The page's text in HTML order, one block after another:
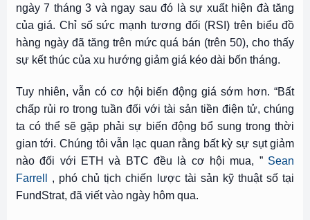
ngày 7 tháng 3 và ngay sau đó là sự xuất hiện đà tăng
của giá. Chỉ số sức mạnh tương đối (RSI) trên biểu đồ
hàng ngày đã tăng trên mức quá bán (trên 50), cho thấy
sự kết thúc của xu hướng giảm giá kéo dài bốn tháng.
Tuy nhiên, vẫn có cơ hội biến động giá sớm hơn. “Bất
chấp rủi ro trong tuần đối với tài sản tiền điện tử, chúng
ta có thể sẽ gặp phải sự biến động bổ sung trong thời
gian tới. Chúng tôi vẫn lạc quan rằng bất kỳ sự sụt giảm
nào đối với ETH và BTC đều là cơ hội mua, ” Sean
Farrell
, phó chủ tịch chiến lược tài sản kỹ thuật số tại
FundStrat, đã viết vào ngày hôm qua.